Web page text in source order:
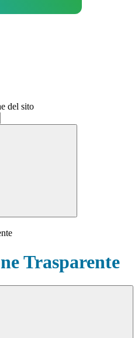
del sito
Trasparente